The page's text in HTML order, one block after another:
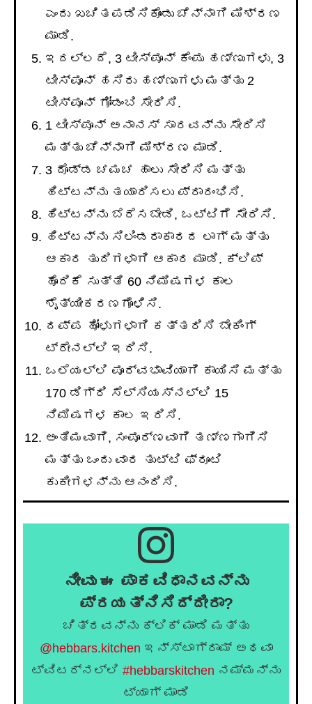
ಎಂದು ಖಚಿತಪಡಿಸಿಕೊಂಡು ಚೆನ್ನಾಗಿ ಮಿಶ್ರಣ
ಮಾಡಿ.
ಇದಲ್ಲದೆ, 3 ಟೀಸ್ಪೂನ್ ಕೆಂಪು ಹಣ್ಣುಗಳು, 3
ಟೀಸ್ಪೂನ್ ಹಸಿರು ಹಣ್ಣುಗಳು ಮತ್ತು 2
ಟೀಸ್ಪೂನ್ ಗೋಡಂಬಿ ಸೇರಿಸಿ.
1 ಟೀಸ್ಪೂನ್ ಅನಾನಸ್ ಸಾರವನ್ನು ಸೇರಿಸಿ
ಮತ್ತು ಚೆನ್ನಾಗಿ ಮಿಶ್ರಣ ಮಾಡಿ.
3 ದೊಡ್ಡ ಚಮಚ ಹಾಲು ಸೇರಿಸಿ ಮತ್ತು
ಹಿಟ್ಟನ್ನು ತಯಾರಿಸಲು ಪ್ರಾರಂಭಿಸಿ.
ಹಿಟ್ಟನ್ನು ಬೆರೆಸಬೇಡಿ, ಒಟ್ಟಿಗೆ ಸೇರಿಸಿ.
ಹಿಟ್ಟನ್ನು ಸಿಲಿಂಡರಾಕಾರದ ಲಾಗ್ ಮತ್ತು
ಆಕಾರ ತುದಿಗಳಾಗಿ ಆಕಾರ ಮಾಡಿ. ಕ್ಲಿಪ್
ಹೊದಿಕೆ ಸುತ್ತಿ 60 ನಿಮಿಷಗಳ ಕಾಲ
ಶೈತ್ಯೀಕರಣಗೊಳಿಸಿ.
ದಪ್ಪ ಹೋಳುಗಳಾಗಿ ಕತ್ತರಿಸಿ ಬೇಕಿಂಗ್
ಟ್ರೇನಲ್ಲಿ ಇರಿಸಿ.
ಒಲೆಯಲ್ಲಿ ಪೂರ್ವಭಾವಿಯಾಗಿ ಕಾಯಿಸಿ ಮತ್ತು
170 ಡಿಗ್ರಿ ಸೆಲ್ಸಿಯಸ್‌ನಲ್ಲಿ 15
ನಿಮಿಷಗಳ ಕಾಲ ಇರಿಸಿ.
ಅಂತಿಮವಾಗಿ, ಸಂಪೂರ್ಣವಾಗಿ ತಣ್ಣಗಾಗಿಸಿ
ಮತ್ತು ಒಂದು ವಾರ ತುಟ್ಟಿ ಫ್ರೂಟಿ
ಕುಕೀಗಳನ್ನು ಆನಂದಿಸಿ.
ನೀವು ಈ ಪಾಕವಿಧಾನವನ್ನು
ಪ್ರಯತ್ನಿಸಿದ್ದೀರಾ?
ಚಿತ್ರವನ್ನು ಕ್ಲಿಕ್ ಮಾಡಿ ಮತ್ತು
@hebbars.kitchen ಇನ್ಸ್ಟಾಗ್ರಾಮ್ ಅಥವಾ
ಟ್ವಿಟರ್‌ನಲ್ಲಿ #hebbarskitchen ನಮ್ಮನ್ನು
ಟ್ಯಾಗ್ ಮಾಡಿ